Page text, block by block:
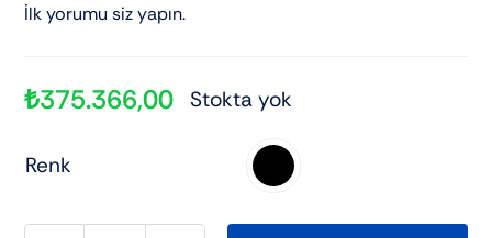
Touring ve naked
İlk yorumu siz yapın.
₺375.366,00 Stokta yok
Renk